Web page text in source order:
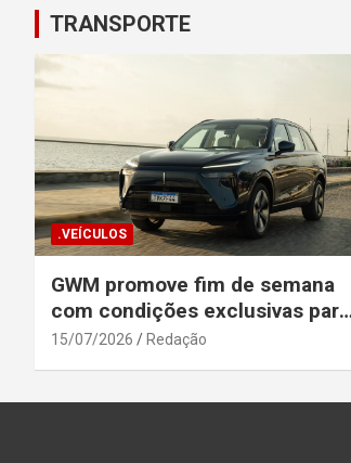
TRANSPORTE
.VEÍCULOS
GWM promove fim de semana
com condições exclusivas para
o Wey 07
15/07/2026 Redação